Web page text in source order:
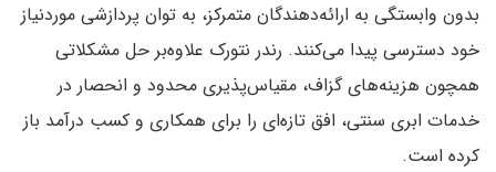
بدون وابستگی به ارائه‌دهندگان متمرکز، به توان پردازشی موردنیاز
خود دسترسی پیدا می‌کنند. رندر نتورک علاوه‌بر حل مشکلاتی
همچون هزینه‌های گزاف، مقیاس‌پذیری محدود و انحصار در
خدمات ابری سنتی، افق تازه‌ای را برای همکاری و کسب درآمد باز
کرده است.